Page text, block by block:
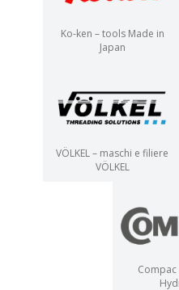
Ko-ken – tools Made in
Japan
VÖLKEL – maschi e filiere
VÖLKEL